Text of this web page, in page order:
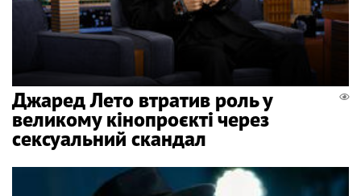
Джаред Лето втратив роль у
великому кінопроєкті через
сексуальний скандал